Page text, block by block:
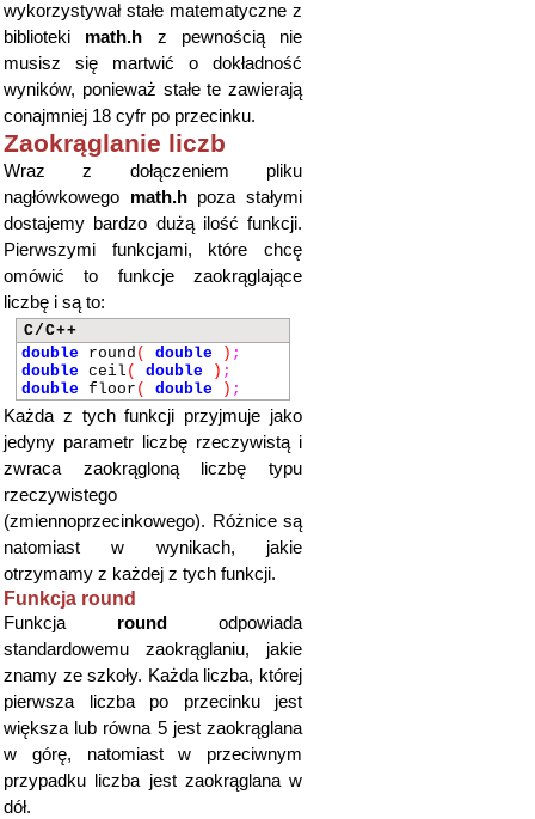
wykorzystywał stałe matematyczne z
biblioteki math.h z pewnością nie
musisz się martwić o dokładność
wyników, ponieważ stałe te zawierają
conajmniej 18 cyfr po przecinku.
Zaokrąglanie liczb
Wraz z dołączeniem pliku
nagłówkowego math.hpoza stałymi
dostajemy bardzo dużą ilość funkcji.
Pierwszymi funkcjami, które chcę
omówić to funkcje zaokrąglające
liczbę i są to:
C/C++
double round ( double ) ;
double ceil ( double ) ;
double floor ( double ) ;
Każda z tych funkcji przyjmuje jako
jedyny parametr liczbę rzeczywistą i
zwraca zaokrągloną liczbę typu
rzeczywistego
(zmiennoprzecinkowego). Różnice są
natomiast w wynikach, jakie
otrzymamy z każdej z tych funkcji.
Funkcja round
Funkcja round
odpowiada
standardowemu zaokrąglaniu, jakie
znamy ze szkoły. Każda liczba, której
pierwsza liczba po przecinku jest
większa lub równa 5 jest zaokrąglana
w górę, natomiast w przeciwnym
przypadku liczba jest zaokrąglana w
dół.